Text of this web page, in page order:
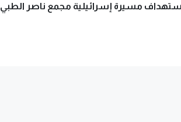
مسيرة إسرائيلية مجمع ناصر الطبي